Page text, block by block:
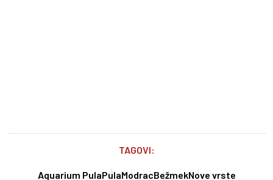
TAGOVI:
Aquarium PulaPulaModracBežmekNove vrste